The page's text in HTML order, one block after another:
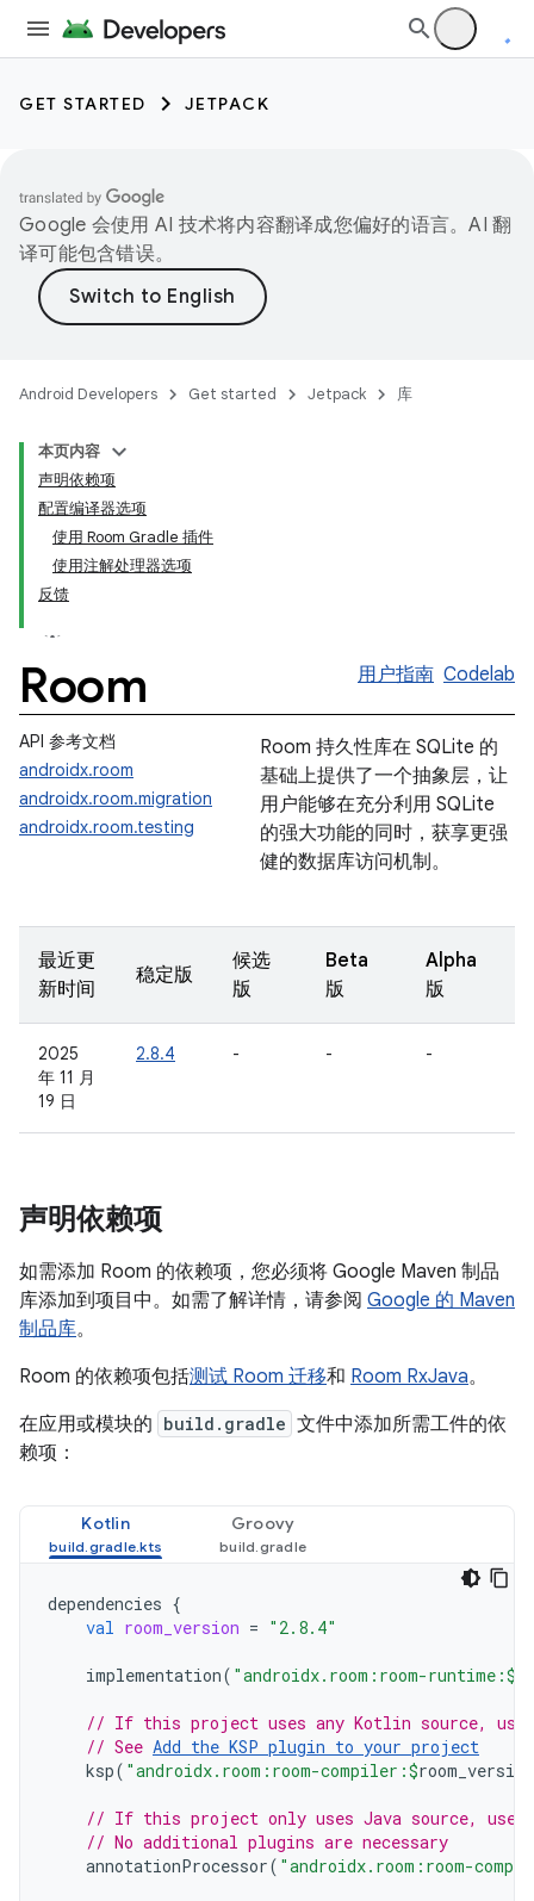
GET STARTED JETPACK
Google 会使用 AI 技术将内容翻译成您偏好的语言。AI 翻
译可能包含错误。
Android Developers Get started Jetpack 库
本页内容
声明依赖项
配置编译器选项
使用 Room Gradle 插件
使用注解处理器选项
反馈
Room 用户指南 Codelab
API 参考文档
androidx.room
androidx.room.migration
androidx.room.testing
Room 持久性库在 SQLite 的
基础上提供了一个抽象层，让
用户能够在充分利用 SQLite
的强大功能的同时，获享更强
健的数据库访问机制。
最近更
新时间
稳定版
候选
版
Beta
版
Alpha
版
2025
年 11 月
19 日
2.8.4 - - -
声明依赖项
如需添加 Room 的依赖项，您必须将 Google Maven 制品
库添加到项目中。如需了解详情，请参阅 Google 的 Maven
制品库。
Room 的依赖项包括测试 Room 迁移和 Room RxJava。
在应用或模块的 build.gradle 文件中添加所需工件的依
赖项：
Kotlin Groovy
dependencies {
val room_version = "2.8.4"
implementation( "androidx.room:room-runtime:$
// If this project uses any Kotlin source, use
// See Add the KSP plugin to your project
ksp( "androidx.room:room-compiler:$room_version
// If this project only uses Java source, use
// No additional plugins are necessary
annotationProcessor( "androidx.room:room-